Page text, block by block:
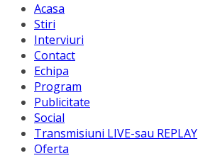
Acasa
Stiri
Interviuri
Contact
Echipa
Program
Publicitate
Social
Transmisiuni LIVE-sau REPLAY
Oferta